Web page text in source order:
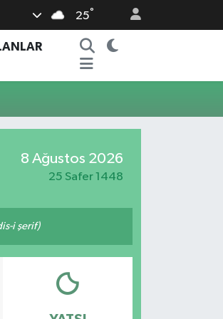
25°
8 Ağustos 2026
25 Safer 1448
i şerif)